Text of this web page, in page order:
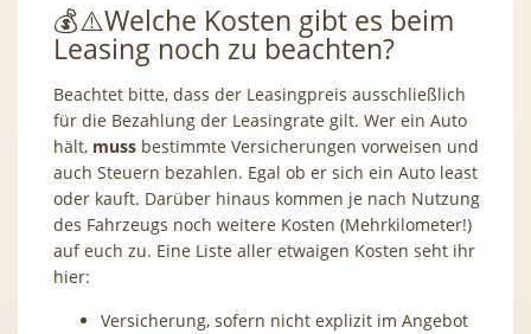
💰⚠️Welche Kosten gibt es beim
Leasing noch zu beachten?
Beachtet bitte, dass der Leasingpreis ausschließlich
für die Bezahlung der Leasingrate gilt. Wer ein Auto
hält, muss bestimmte Versicherungen vorweisen und
auch Steuern bezahlen. Egal ob er sich ein Auto least
oder kauft. Darüber hinaus kommen je nach Nutzung
des Fahrzeugs noch weitere Kosten (Mehrkilometer!)
auf euch zu. Eine Liste aller etwaigen Kosten seht ihr
hier:
Versicherung, sofern nicht explizit im Angebot